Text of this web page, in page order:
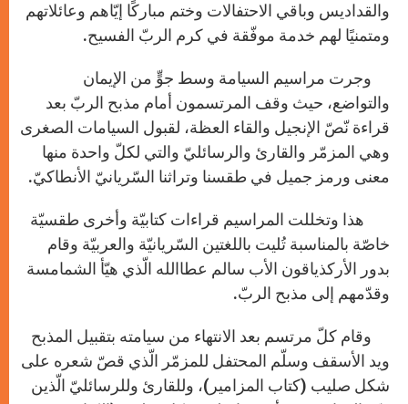
والقداديس وباقي الاحتفالات وختم مباركًا إيّاهم وعائلاتهم
ومتمنيًا لهم خدمة موفّقة في كرم الربّ الفسيح.
وجرت مراسيم السيامة وسط جوٍّ من الإيمان
والتواضع، حيث وقف المرتسمون أمام مذبح الربّ بعد
قراءة نّصّ الإنجيل والقاء العظة، لقبول السيامات الصغرى
وهي المزمّر والقارئ والرسائليّ والتي لكلّ واحدة منها
معنى ورمز جميل في طقسنا وتراثنا السّريانيّ الأنطاكيّ.
هذا وتخللت المراسيم قراءات كتابيّة وأخرى طقسيّة
خاصّة بالمناسبة تُليت باللغتين السّريانيّة والعربيّة وقام
بدور الأركذياقون الأب سالم عطاالله الّذي هيّأ الشمامسة
وقدّمهم إلى مذبح الربّ.
وقام كلّ مرتسم بعد الانتهاء من سيامته بتقبيل المذبح
ويد الأسقف وسلّم المحتفل للمزمّر الّذي قصّ شعره على
شكل صليب (كتاب المزامير)، وللقارئ وللرسائليّ الّذين